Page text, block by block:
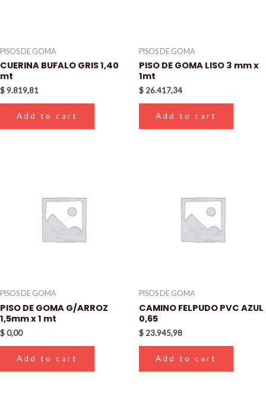
PISOS DE GOMA
CUERINA BUFALO GRIS 1,40
mt
$ 9.819,81
Add to cart
PISOS DE GOMA
PISO DE GOMA LISO 3 mm x
1mt
$ 26.417,34
Add to cart
PISOS DE GOMA
PISO DE GOMA G/ARROZ
1,5mm x 1 mt
$0,00
Add to cart
PISOS DE GOMA
CAMINO FELPUDO PVC AZUL
0,65
$ 23.945,98
Add to cart